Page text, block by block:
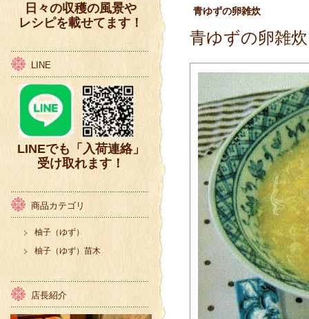
青ゆずの卵雑炊
青ゆずの卵雑炊
日々の収穫の風景や
レシピを載せてます！
LINE
LINEでも「入荷連絡」
受け取れます！
商品カテゴリ
柚子（ゆず）
柚子（ゆず）苗木
店長紹介